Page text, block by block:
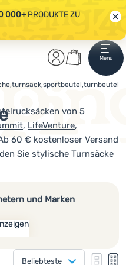
000+PRODUKTE ZU
& WANDERAUSRÜSTUNG.
Aktionen
Anmelden
Warenkorb
Menu
4campingshop.de
von 5
, LifeVenture,
60 € kostenloser Versand
Sie stylische Turnsäcke
Beliebteste
und Marken